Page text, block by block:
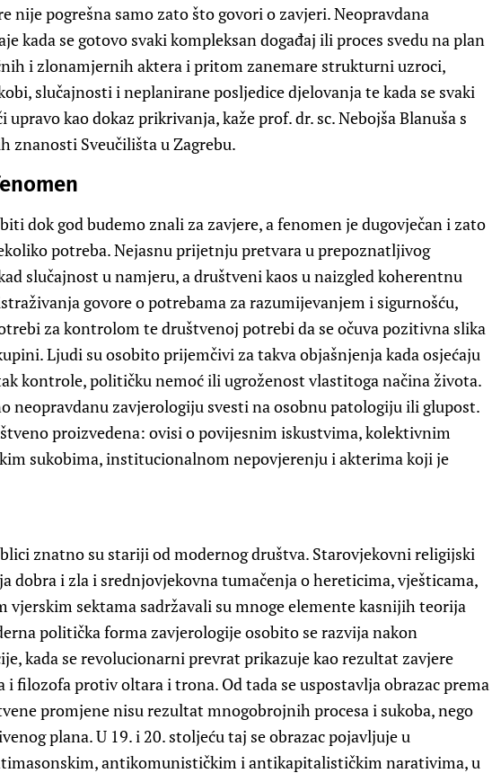
nije pogrešna samo zato što govori o zavjeri. Neopravdana
kada se gotovo svaki kompleksan događaj ili proces svedu na plan
i zlonamjernih aktera i pritom zanemare strukturni uzroci,
slučajnosti i neplanirane posljedice djelovanja te kada se svaki
kao dokaz prikrivanja, kaže prof. dr. sc. Nebojša Blanuša s
znanosti Sveučilišta u Zagrebu.
dok god budemo znali za zavjere, a fenomen je dugovječan i zato
potreba. Nejasnu prijetnju pretvara u prepoznatljivog
slučajnost u namjeru, a društveni kaos u naizgled koherentnu
govore o potrebama za razumijevanjem i sigurnošću,
za kontrolom te društvenoj potrebi da se očuva pozitivna slika
Ljudi su osobito prijemčivi za takva objašnjenja kada osjećaju
kontrole, političku nemoć ili ugroženost vlastitoga načina života.
neopravdanu zavjerologiju svesti na osobnu patologiju ili glupost.
proizvedena: ovisi o povijesnim iskustvima, kolektivnim
sukobima, institucionalnom nepovjerenju i akterima koji je
znatno su stariji od modernog društva. Starovjekovni religijski
dobra i zla i srednjovjekovna tumačenja o hereticima, vješticama,
sektama sadržavali su mnoge elemente kasnijih teorija
politička forma zavjerologije osobito se razvija nakon
kada se revolucionarni prevrat prikazuje kao rezultat zavjere
i filozofa protiv oltara i trona. Od tada se uspostavlja obrazac prema
promjene nisu rezultat mnogobrojnih procesa i sukoba, nego
plana. U 19. i 20. stoljeću taj se obrazac pojavljuje u
antikomunističkim i antikapitalističkim narativima, u